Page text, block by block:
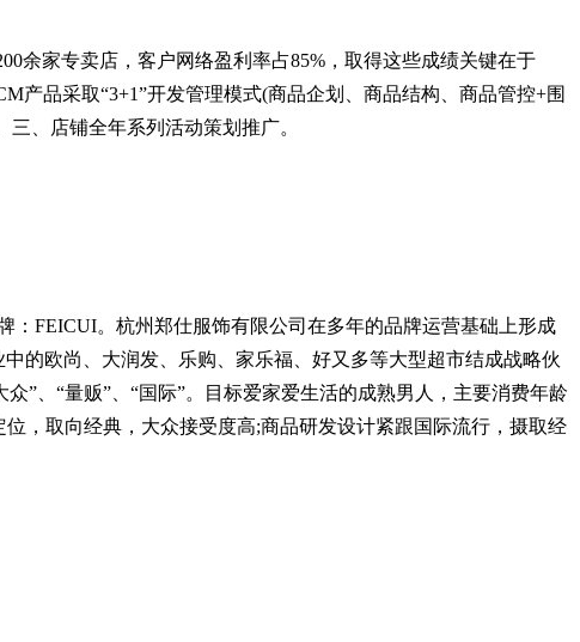
余家专卖店，客户网络盈利率占85%，取得这些成绩关键在于
产品采取“3+1”开发管理模式(商品企划、商品结构、商品管控+围
、店铺全年系列活动策划推广。
FEICUI。杭州郑仕服饰有限公司在多年的品牌运营基础上形成
的欧尚、大润发、乐购、家乐福、好又多等大型超市结成战略伙
”、“量贩”、“国际”。目标爱家爱生活的成熟男人，主要消费年龄
，取向经典，大众接受度高;商品研发设计紧跟国际流行，摄取经